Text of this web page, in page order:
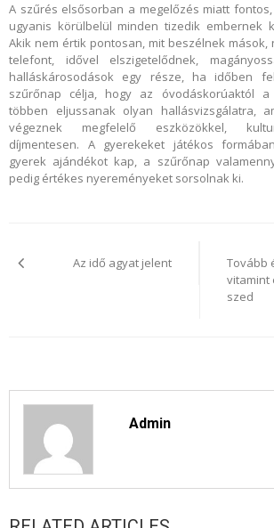
A szűrés elsősorban a megelőzés miatt
ugyanis körülbelül minden tizedik embernek
Akik nem értik pontosan, mit beszélnek mások,
telefont, idővel elszigetelődnek,
halláskárosodások egy része, ha időben
szűrőnap célja, hogy az óvodáskorúaktól a
többen eljussanak olyan hallásvizsgálatra,
végeznek megfelelő eszközökkel,
díjmentesen. A gyerekeket játékos
gyerek ajándékot kap, a szűrőnap
pedig értékes nyereményeket sorsolnak ki.
navigációAz idő agyat jelent
Tovább
vitamint
szed
Admin